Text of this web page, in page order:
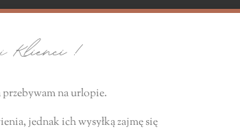
Klienci !
na urlopie.
jednak ich wysyłką zajmę się